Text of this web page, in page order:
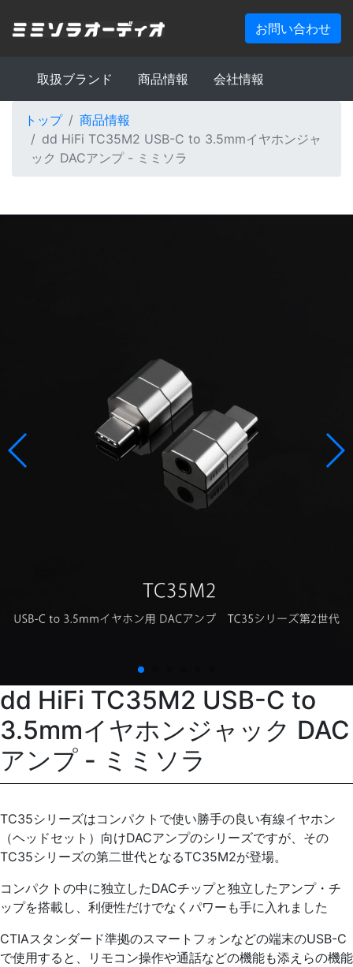
お問い合わせ
取扱ブランド 商品情報 会社情報
トップ
商品情報
dd HiFi TC35M2 USB-C to 3.5mmイヤホンジャ
ック DACアンプ - ミミソラ
dd HiFi TC35M2 USB-C to
3.5mmイヤホンジャック DAC
アンプ - ミミソラ
TC35シリーズはコンパクトで使い勝手の良い有線イヤホン
（ヘッドセット）向けDACアンプのシリーズですが、その
TC35シリーズの第二世代となるTC35M2が登場。
コンパクトの中に独立したDACチップと独立したアンプ・チ
ップを搭載し、利便性だけでなくパワーも手に入れました
CTIAスタンダード準拠のスマートフォンなどの端末のUSB-C
で使用すると、リモコン操作や通話などの機能も添えらの機能